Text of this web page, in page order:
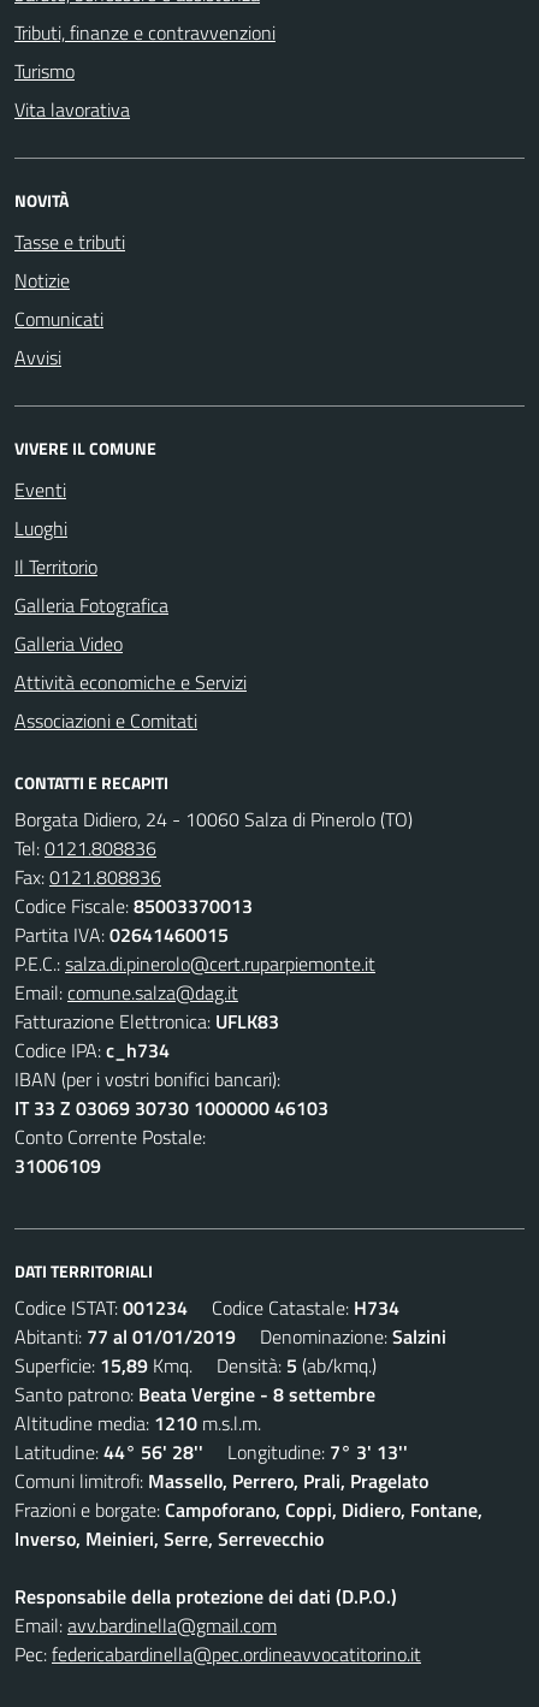
Tributi, finanze e contravvenzioni
Turismo
Vita lavorativa
NOVITÀ
Tasse e tributi
Notizie
Comunicati
Avvisi
VIVERE IL COMUNE
Eventi
Luoghi
Il Territorio
Galleria Fotografica
Galleria Video
Attività economiche e Servizi
Associazioni e Comitati
CONTATTI E RECAPITI
Borgata Didiero, 24 - 10060 Salza di Pinerolo (TO)
Tel:0121.808836
Fax:0121.808836
Codice Fiscale:85003370013
Partita IVA:02641460015
P.E.C.:salza.di.pinerolo@cert.ruparpiemonte.it
Email:comune.salza@dag.it
Fatturazione Elettronica: UFLK83
Codice IPA:c_h734
IBAN (per i vostri bonifici bancari):
IT 33 Z 03069 30730 1000000 46103
Conto Corrente Postale:
31006109
DATI TERRITORIALI
Codice ISTAT:001234 Codice Catastale: H734
Abitanti: 77 al 01/01/2019 Denominazione:Salzini
Superficie: 15,89 Kmq. Densità: 5 (ab/kmq.)
Santo patrono: Beata Vergine - 8 settembre
Altitudine media: 1210 m.s.l.m.
Latitudine:44° 56' 28'' Longitudine: 7° 3' 13''
Comuni limitrofi: Massello, Perrero, Prali, Pragelato
Frazioni e borgate:Campoforano, Coppi, Didiero, Fontane,
Inverso, Meinieri, Serre, Serrevecchio
Responsabile della protezione dei dati (D.P.O.)
Email:avv.bardinella@gmail.com
Pec:federicabardinella@pec.ordineavvocatitorino.it